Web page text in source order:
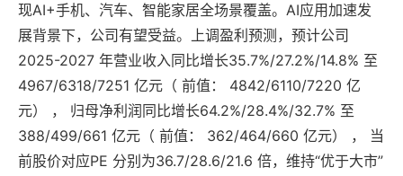
现AI+手机、汽车、智能家居全场景覆盖。AI应用加速发
展背景下，公司有望受益。上调盈利预测，预计公司
2025-2027 年营业收入同比增长35.7%/27.2%/14.8% 至
4967/6318/7251 亿元（ 前值： 4842/6110/7220 亿
元） ， 归母净利润同比增长64.2%/28.4%/32.7% 至
388/499/661 亿元（ 前值： 362/464/660 亿元） ， 当
前股价对应PE 分别为36.7/28.6/21.6 倍，维持“优于大市”